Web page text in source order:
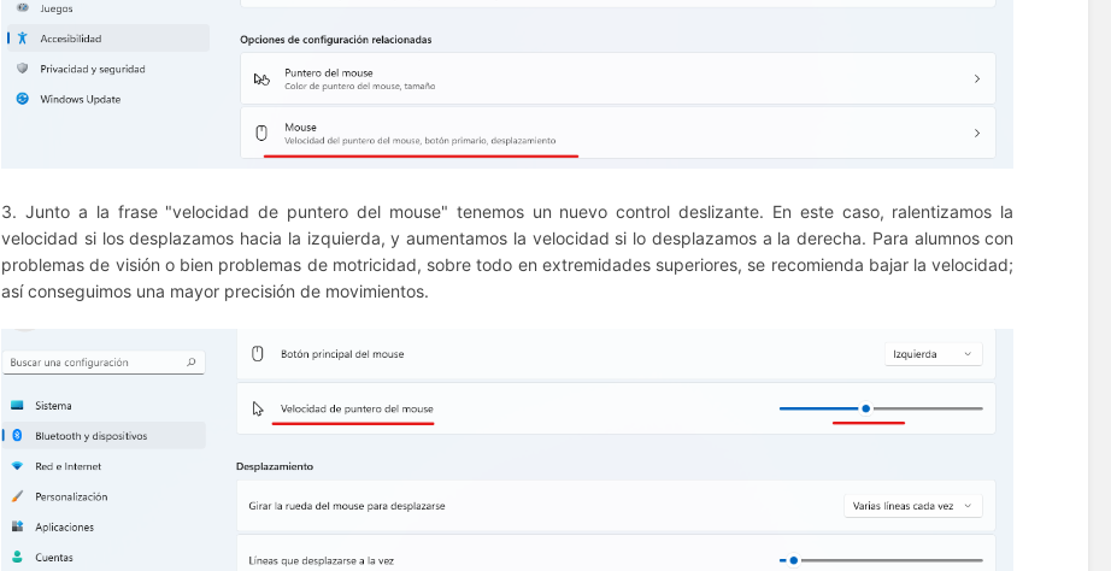
3. Junto a la frase "velocidad de puntero del mouse" tenemos un nuevo control deslizante. En este caso, ralentizamos la
velocidad si los desplazamos hacia la izquierda, y aumentamos la velocidad si lo desplazamos a la derecha. Para alumnos con
problemas de visión o bien problemas de motricidad, sobre todo en extremidades superiores, se recomienda bajar la velocidad;
así conseguimos una mayor precisión de movimientos.